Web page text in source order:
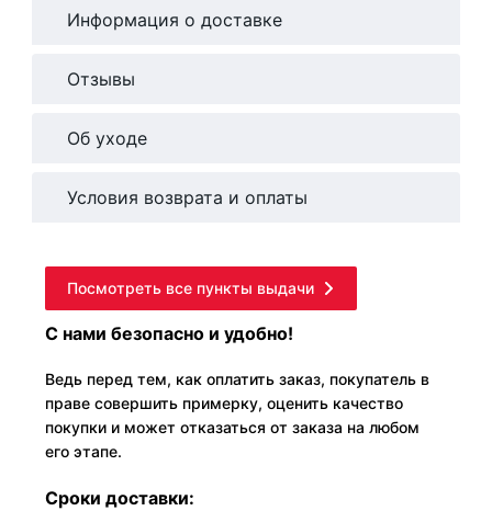
Информация о доставке
Отзывы
Об уходе
Условия возврата и оплаты
Посмотреть все пункты выдачи
С нами безопасно и удобно!
Ведь перед тем, как оплатить заказ, покупатель в
праве совершить примерку, оценить качество
покупки и может отказаться от заказа на любом
его этапе.
Сроки доставки: